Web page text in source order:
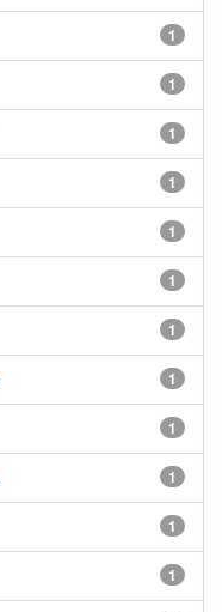
1
1
1
1
1
1
1
1
1
1
1
1